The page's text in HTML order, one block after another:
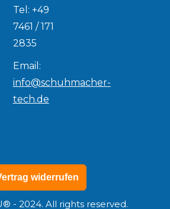
Tel: +49
7461 / 171
2835
Email:
info@schuhmacher-
tech.de
widerrufen
- 2024. All rights reserved.